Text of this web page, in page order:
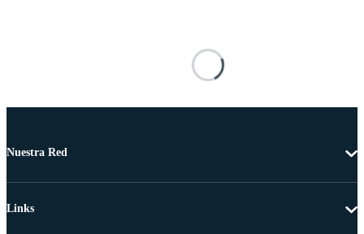
Nuestra Red
Links